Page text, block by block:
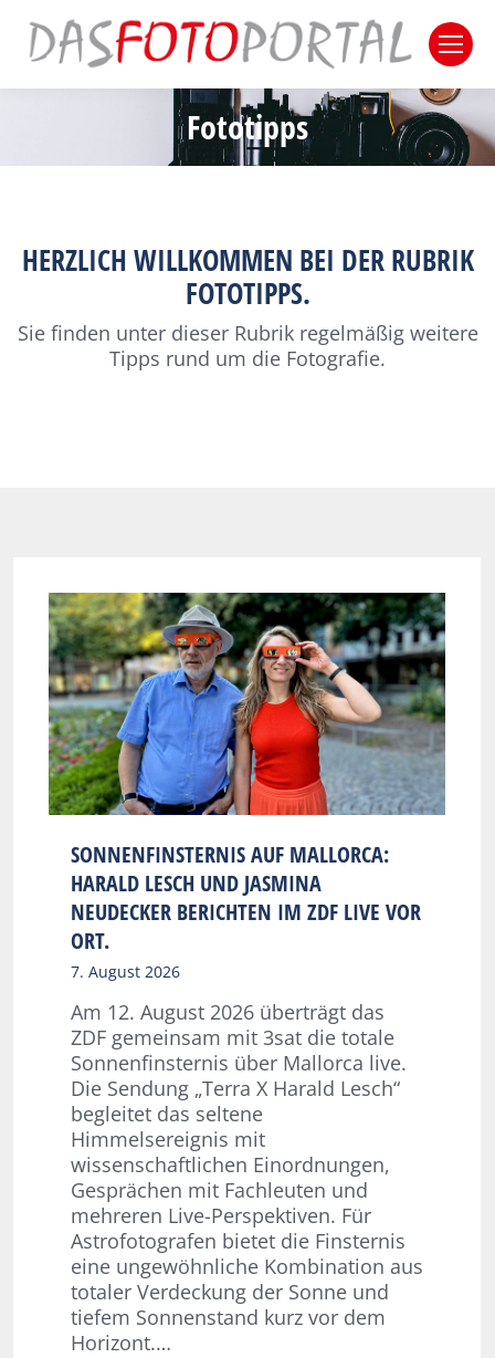
Fototipps
Sie befinden sich hier:
HERZLICH WILLKOMMEN BEI DER RUBRIK
FOTOTIPPS.
Sie finden unter dieser Rubrik regelmäßig weitere
Tipps rund um die Fotografie.
SONNENFINSTERNIS AUF MALLORCA:
HARALD LESCH UND JASMINA
NEUDECKER BERICHTEN IM ZDF LIVE VOR
ORT.
7. August 2026
Am 12. August 2026 überträgt das
ZDF gemeinsam mit 3sat die totale
Sonnenfinsternis über Mallorca live.
Die Sendung „Terra X Harald Lesch“
begleitet das seltene
Himmelsereignis mit
wissenschaftlichen Einordnungen,
Gesprächen mit Fachleuten und
mehreren Live-Perspektiven. Für
Astrofotografen bietet die Finsternis
eine ungewöhnliche Kombination aus
totaler Verdeckung der Sonne und
tiefem Sonnenstand kurz vor dem
Horizont.…